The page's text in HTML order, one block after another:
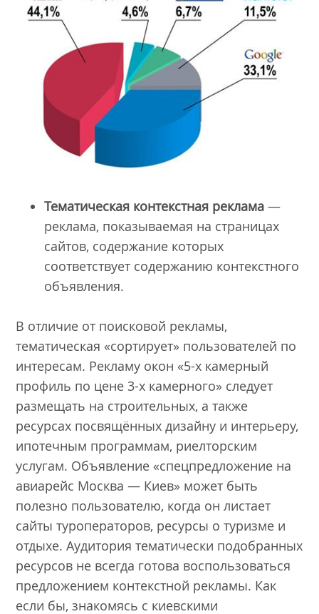
Тематическая контекстная реклама —
реклама, показываемая на страницах
сайтов, содержание которых
соответствует содержанию контекстного
объявления.
В отличие от поисковой рекламы,
тематическая «сортирует» пользователей по
интересам. Рекламу окон «5-х камерный
профиль по цене 3-х камерного» следует
размещать на строительных, а также
ресурсах посвящённых дизайну и интерьеру,
ипотечным программам, риелторским
услугам. Объявление «спецпредложение на
авиарейс Москва — Киев» может быть
полезно пользователю, когда он листает
сайты туроператоров, ресурсы о туризме и
отдыхе. Аудитория тематически подобранных
ресурсов не всегда готова воспользоваться
предложением контекстной рекламы. Как
если бы, знакомясь с киевскими